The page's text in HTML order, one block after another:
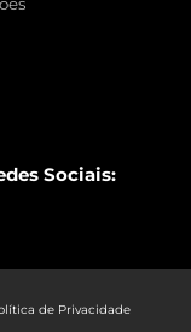
Sociais:
de Privacidade